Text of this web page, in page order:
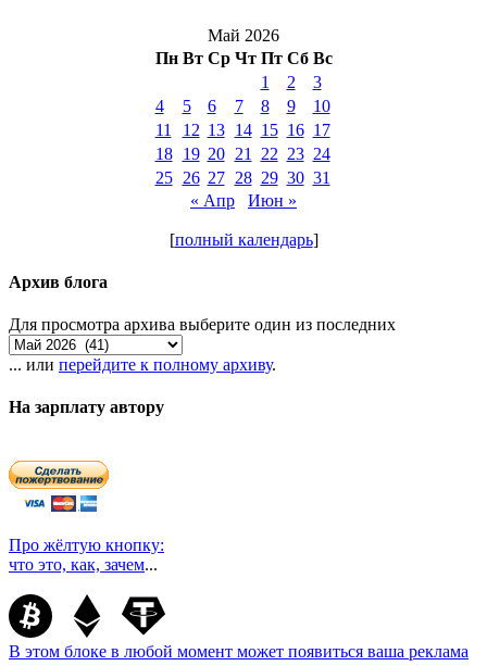
Май 2026
Пн Вт Ср Чт Пт Сб Вс
1
2
3
4
5 6 7 8 9
10
11
12 13 14 15 16 17
18
19 20 21 22 23 24
25
26 27 28 29 30 31
« Апр
Июн »
[полный календарь]
Архив блога
Для просмотра архива выберите один из последних
... или перейдите к полному архиву.
На зарплату автору
Про жёлтую кнопку:
что это, как, зачем...
В этом блоке в любой момент может появиться ваша реклама